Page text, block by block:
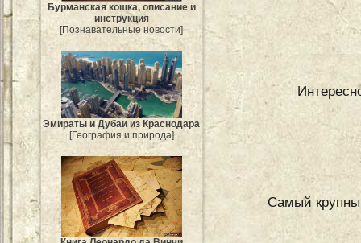
Бурманская кошка, описание и
инструкция
[Познавательные новости]
Эмираты и Дубаи из Краснодара
[География и природа]
Самый